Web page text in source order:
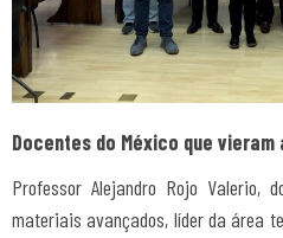
Docentes do México que vieram
Professor Alejandro Rojo Valerio,
materiais avançados, líder da área